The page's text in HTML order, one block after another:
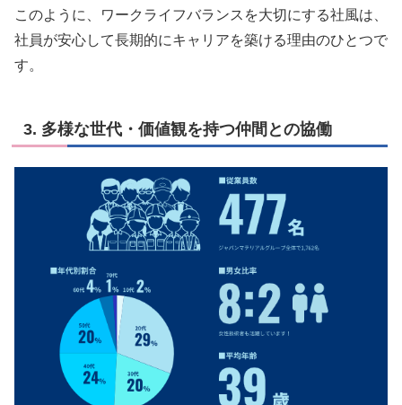
このように、ワークライフバランスを大切にする社風は、
社員が安心して長期的にキャリアを築ける理由のひとつで
す。
3. 多様な世代・価値観を持つ仲間との協働